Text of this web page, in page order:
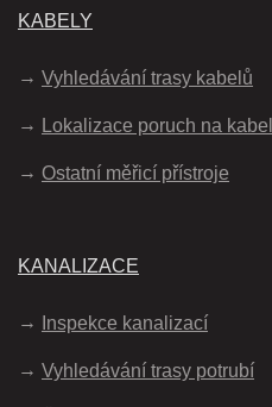
KABELY
Vyhledávání trasy kabelů
Lokalizace poruch na
Ostatní měřicí přístroje
KANALIZACE
Inspekce kanalizací
Vyhledávání trasy potrubí